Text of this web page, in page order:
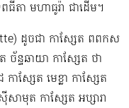
ធីតា មហាធូរ៉ា ជាដើម​។
ដូចជា កាស្សែត ពពកស
ន្ទឆាយា កាស្សែត ថា
ាស្សែត មេខ្លា កាស្សែត
សាមុត កាស្សែត អប្សារា